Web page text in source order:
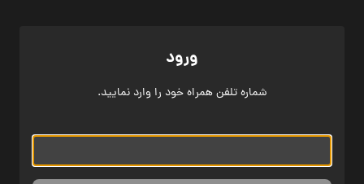
ورود
شماره تلفن همراه خود را وارد نمایید.